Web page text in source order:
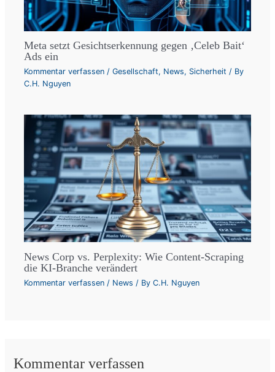
Meta setzt Gesichtserkennung gegen ‚Celeb Bait‘
Ads ein
Kommentar verfassen /Gesellschaft, News, Sicherheit / By
C.H. Nguyen
News Corp vs. Perplexity: Wie Content-Scraping
die KI-Branche verändert
Kommentar verfassen / News / ByC.H. Nguyen
Kommentar verfassen